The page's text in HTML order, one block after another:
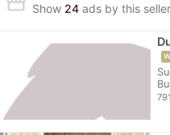
Show 24 ads by this